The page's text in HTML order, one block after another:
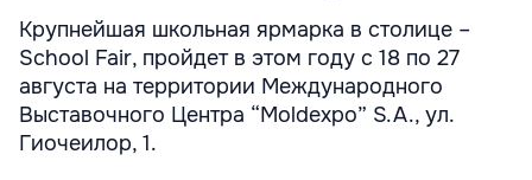
Крупнейшая школьная ярмарка в столице –
School Fair, пройдет в этом году с 18 по 27
августа на территории Международного
Выставочного Центра “Moldexpo” S.A., ул.
Гиочеилор, 1.